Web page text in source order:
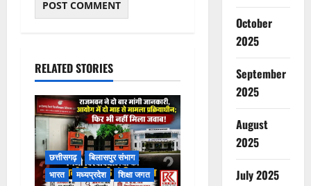
RELATED STORIES
छत्तीसगढ़
बिलासपुर संभाग
भारत
मध्यप्रदेश शिक्षा जगत
October
2025
September
2025
August
2025
July 2025